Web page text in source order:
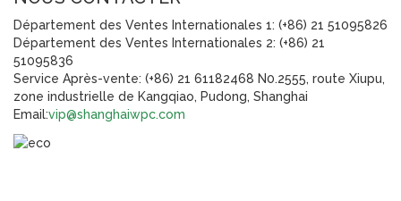
Département des Ventes Internationales 1: (+86) 21 51095826
Département des Ventes Internationales 2: (+86) 21
51095836
Service Après-vente: (+86) 21 61182468 N0.2555, route Xiupu,
zone industrielle de Kangqiao, Pudong, Shanghai
Email:vip@shanghaiwpc.com